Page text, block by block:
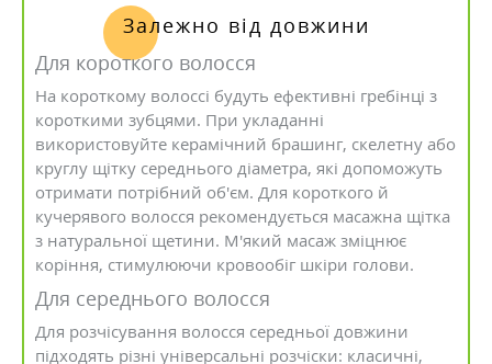
Залежно від довжини
Для короткого волосся
На короткому волоссі будуть ефективні гребінці з
короткими зубцями. При укладанні
використовуйте керамічний брашинг, скелетну або
круглу щітку середнього діаметра, які допоможуть
отримати потрібний об'єм. Для короткого й
кучерявого волосся рекомендується масажна щітка
з натуральної щетини. М'який масаж зміцнює
коріння, стимулюючи кровообіг шкіри голови.
Для середнього волосся
Для розчісування волосся середньої довжини
підходять різні універсальні розчіски: класичні,